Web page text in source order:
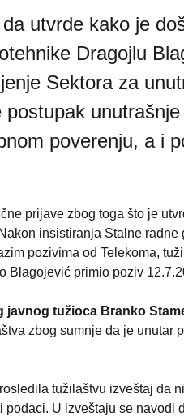
utvrde kako je
Dragojlu
Sektora za
poverenju, a i
prijave zbog toga što je
insistiranja Stalne
pozivima od Telekoma,
Blagojević primio poziv
javnog tužioca Branko
zbog sumnje da je
tužilaštvu izveštaj da
U izveštaju se